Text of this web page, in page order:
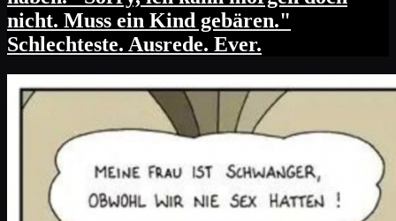
nicht. Muss ein Kind gebären."
Schlechteste. Ausrede. Ever.